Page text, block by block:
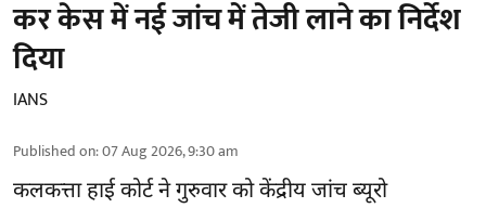
कर केस में नई जांच में तेजी लाने का निर्देश
दिया
IANS
Published on:07 Aug 2026, 9:30 am
कलकत्ता हाई कोर्ट ने गुरुवार को केंद्रीय जांच ब्यूरो